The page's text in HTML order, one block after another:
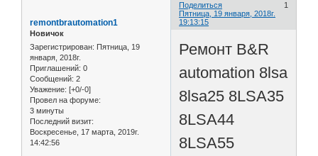
Поделиться
1
Пятница, 19 января, 2018г.
19:13:15
remontbrautomation1
Новичок
Зарегистрирован: Пятница, 19
января, 2018г.
Приглашений: 0
Сообщений: 2
Уважение: [+0/-0]
Провел на форуме:
3 минуты
Последний визит:
Воскресенье, 17 марта, 2019г.
14:42:56
Ремонт B&R
automation 8lsa
8lsa25 8LSA35
8LSA44
8LSA55